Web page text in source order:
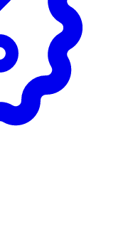
%DRI*
150 mg
miljard**